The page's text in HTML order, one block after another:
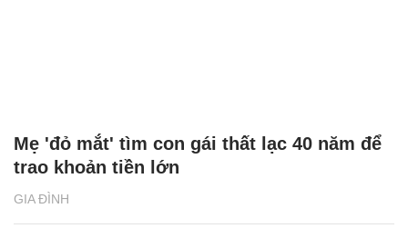
GIA ĐÌNH
Mẹ 'đỏ mắt' tìm con gái thất lạc 40 năm để
trao khoản tiền lớn